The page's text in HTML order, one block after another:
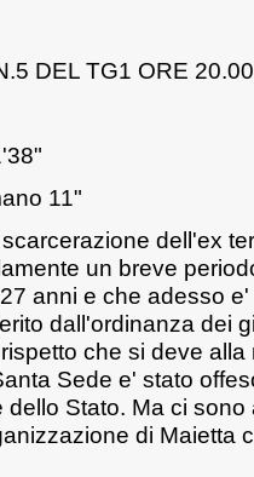
DEL TG1 ORE 20.00
11"
dell'ex
un breve
anni e che adesso
dall'ordinanza dei
che si deve
Sede e' stato
Stato. Ma ci sono
di Maietta